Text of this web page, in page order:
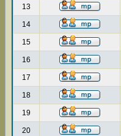
13
14
15
16
17
18
19
20